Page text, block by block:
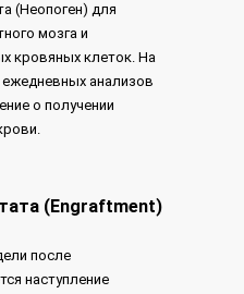
(Неопоген) для
мозга и
кровяных клеток. На
анализов
о получении
(Engraftment)
после
наступление